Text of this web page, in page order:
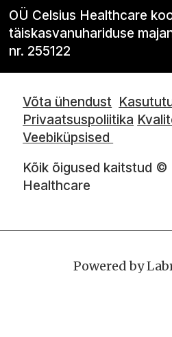
OÜ Celsius Healthcare
täiskasvanuhariduse
nr. 255122
Võta ühendust
Privaatsuspoliitika
Veebiküpsised
Kõik õigused kaitstud ©
Healthcare
Powered by